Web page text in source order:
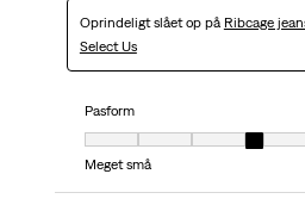
Oprindeligt slået op på Ribcage
Select Us
Pasform
Meget små